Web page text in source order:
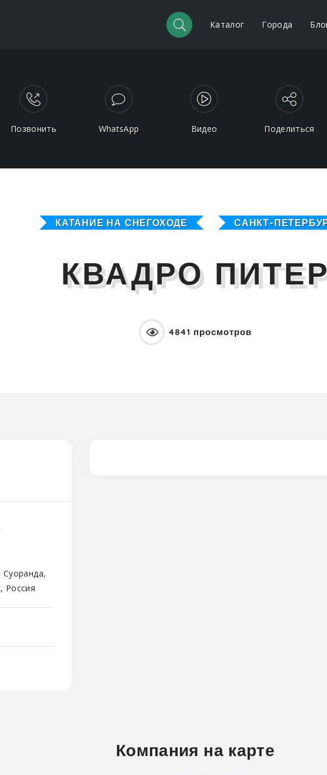
Каталог Города
Позвонить WhatsApp Видео Поделиться
КАТАНИЕ НА СНЕГОХОДЕ САНКТ-
КВАДРО
4841 просмотров
Суоранда,
Россия
Компания на карте